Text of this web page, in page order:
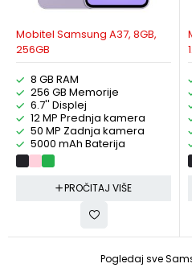
Pogledaj sve
Mobitel Samsung A37, 8GB,
256GB
8 GB RAM
256 GB Memorije
6.7'' Displej
12 MP Prednja kamera
50 MP Zadnja kamera
5000 mAh Baterija
PROČITAJ VIŠE